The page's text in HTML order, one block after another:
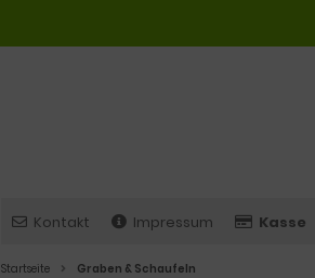
Kontakt Impressum Kasse
Startseite Graben & Schaufeln